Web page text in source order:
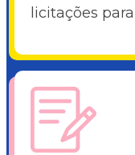
licitações